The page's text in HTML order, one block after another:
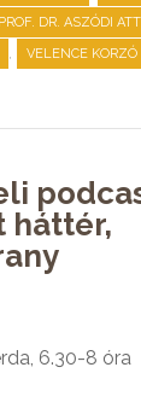
PROF. DR. ASZÓDI
, VELENCE KORZÓ
háttér,
6.30-8 óra